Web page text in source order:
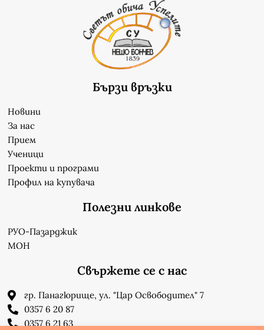
Бързи връзки
Новини
За нас
Прием
Ученици
Проекти и програми
Профил на купувача
Полезни линкове
РУО-Пазарджик
МОН
Свържете се с нас
гр. Панагюрище, ул. "Цар Освободител" 7
0357 6 20 87
0357 6 21 63